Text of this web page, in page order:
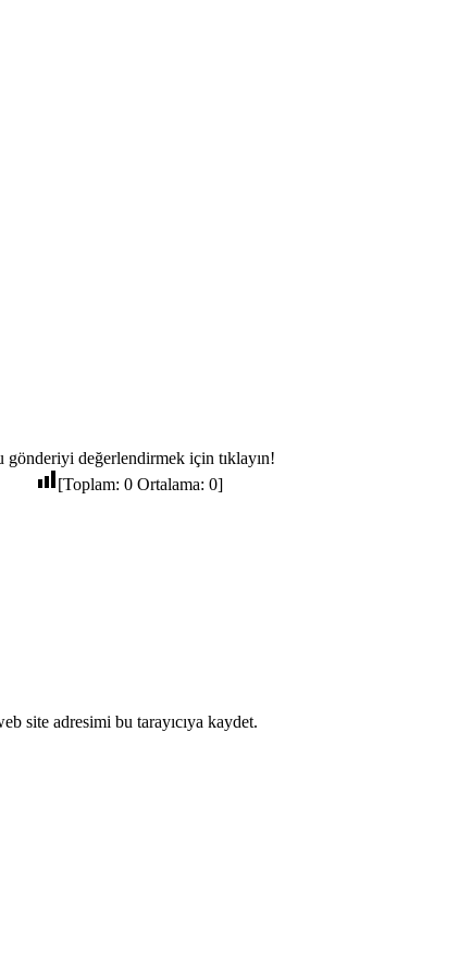
gönderiyi değerlendirmek için tıklayın!
[Toplam: 0 Ortalama: 0]
site adresimi bu tarayıcıya kaydet.